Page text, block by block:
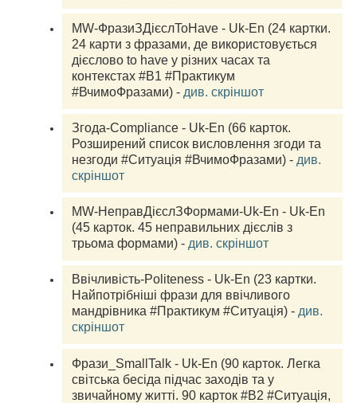
MW-ФразиЗДієслToHave - Uk-En (24 картки.
24 карти з фразами, де використовується
дієслово to have у різних часах та
контекстах #B1 #Практикум
#ВчимоФразами) - див. скріншот
Згода-Compliance - Uk-En (66 карток.
Розширений список висловлення згоди та
незгоди #Ситуація #ВчимоФразами) - див.
скріншот
MW-НеправДієслЗФормами-Uk-En - Uk-En
(45 карток. 45 неправильних дієслів з
трьома формами) - див. скріншот
Ввічливість-Politeness - Uk-En (23 картки.
Найпотрібніші фрази для ввічливого
мандрівника #Практикум #Ситуація) - див.
скріншот
Фрази_SmallTalk - Uk-En (90 карток. Легка
світська бесіда підчас заходів та у
звичайному житті. 90 карток #B2 #Ситуація,